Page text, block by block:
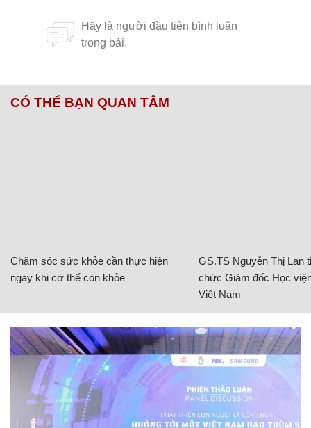
CÓ THỂ BẠN QUAN TÂM
Chăm sóc sức khỏe cần thực hiện
ngay khi cơ thể còn khỏe
GS.TS Nguyễn Thị Lan
chức Giám đốc Học
Việt Nam